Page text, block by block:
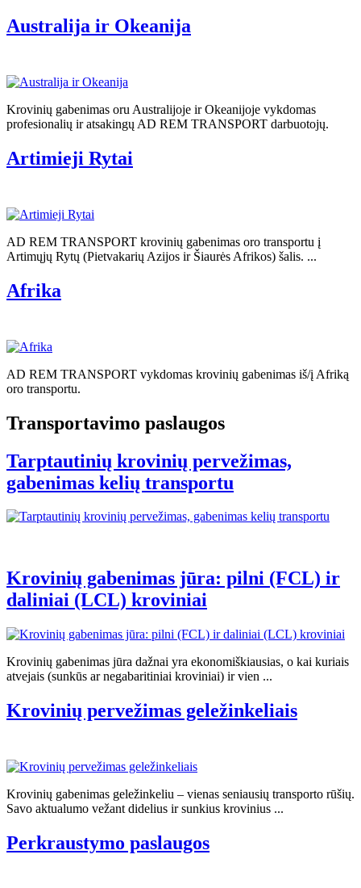
Australija ir Okeanija
Krovinių gabenimas oru Australijoje ir Okeanijoje vykdomas
profesionalių ir atsakingų AD REM TRANSPORT darbuotojų.
Artimieji Rytai
AD REM TRANSPORT krovinių gabenimas oro transportu į
Artimųjų Rytų (Pietvakarių Azijos ir Šiaurės Afrikos) šalis. ...
Afrika
AD REM TRANSPORT vykdomas krovinių gabenimas iš/į Afriką
oro transportu.
Transportavimo paslaugos
Tarptautinių krovinių pervežimas,
gabenimas kelių transportu
Krovinių gabenimas jūra: pilni (FCL) ir
daliniai (LCL) kroviniai
Krovinių gabenimas jūra dažnai yra ekonomiškiausias, o kai kuriais
atvejais (sunkūs ar negabaritiniai kroviniai) ir vien ...
Krovinių pervežimas geležinkeliais
Krovinių gabenimas geležinkeliu – vienas seniausių transporto rūšių.
Savo aktualumo vežant didelius ir sunkius krovinius ...
Perkraustymo paslaugos